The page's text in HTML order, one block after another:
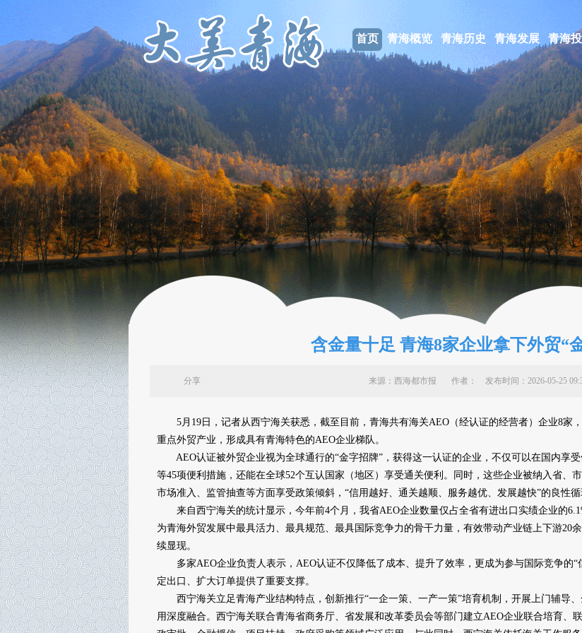
首页 青海概览 青海历史 青海发展 青海
含金量十足 青海8家企业拿下外贸“
来源：西海都市报 作者： 发布时间：2026-05-25
分享
5月19日，记者从西宁海关获悉，截至目前，青海共有海关AEO（经认证的经营者）企业8家
重点外贸产业，形成具有青海特色的AEO企业梯队。
AEO认证被外贸企业视为全球通行的“金字招牌”，获得这一认证的企业，不仅可以在国内享
等45项便利措施，还能在全球52个互认国家（地区）享受通关便利。同时，这些企业被纳入省、
市场准入、监管抽查等方面享受政策倾斜，“信用越好、通关越顺、服务越优、发展越快”的良性循
来自西宁海关的统计显示，今年前4个月，我省AEO企业数量仅占全省有进出口实绩企业的
为青海外贸发展中最具活力、最具规范、最具国际竞争力的骨干力量，有效带动产业链上下游20
续显现。
多家AEO企业负责人表示，AEO认证不仅降低了成本、提升了效率，更成为参与国际竞争的“
定出口、扩大订单提供了重要支撑。
西宁海关立足青海产业结构特点，创新推行“一企一策、一产一策”培育机制，开展上门辅导
用深度融合。西宁海关联合青海省商务厅、省发展和改革委员会等部门建立AEO企业联合培育、